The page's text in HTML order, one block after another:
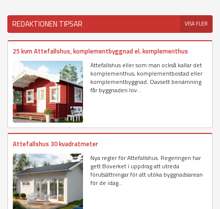
REDAKTIONEN TIPSAR VISA FLER
25 kvm Attefallshus, komplementbyggnad el. komplementhus
Attefallshus eller som man också kallar det
komplementhus, komplementbostad eller
komplementbyggnad. Oavsett benämning
får byggnaden lov...
Attefallshus 30 kvadratmeter
Nya regler för Attefallshus. Regeringen har
gett Boverket i uppdrag att utreda
förutsättningar för att utöka byggnadsarean
för de idag...